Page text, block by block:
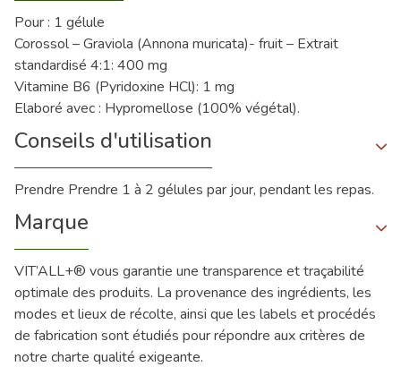
Pour : 1 gélule
Corossol – Graviola (Annona muricata)- fruit – Extrait
standardisé 4:1: 400 mg
Vitamine B6 (Pyridoxine HCl): 1 mg
Elaboré avec : Hypromellose (100% végétal).
Conseils d'utilisation
Prendre Prendre 1 à 2 gélules par jour, pendant les repas.
Marque
VIT’ALL+® vous garantie une transparence et traçabilité
optimale des produits. La provenance des ingrédients, les
modes et lieux de récolte, ainsi que les labels et procédés
de fabrication sont étudiés pour répondre aux critères de
notre charte qualité exigeante.